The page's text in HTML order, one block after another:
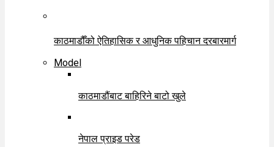
काठमाडौँको ऐतिहासिक र आधुनिक पहिचान दरबारमार्ग
Model
काठमाडौंबाट बाहिरिने बाटो खुले
नेपाल प्राइड परेड